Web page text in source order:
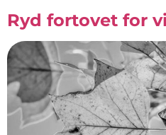
Ryd fortovet for